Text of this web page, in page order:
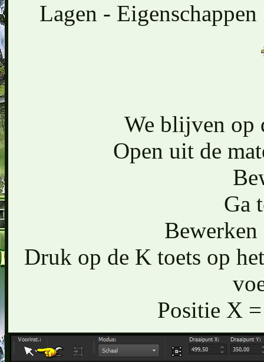
Lagen -
We blijven op
Open uit de
Ga
Druk op de K toets op
Positie X